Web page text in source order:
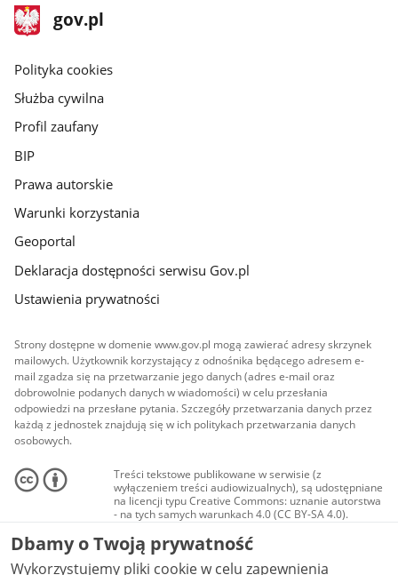
stopka
gov.pl
Strona
gov.pl
gov.pl
Polityka cookies
Służba cywilna
Profil zaufany
BIP
Prawa autorskie
Warunki korzystania
Geoportal
Deklaracja dostępności serwisu Gov.pl
Ustawienia prywatności
Strony dostępne w domenie www.gov.pl mogą zawierać adresy skrzynek
mailowych. Użytkownik korzystający z odnośnika będącego adresem e-
mail zgadza się na przetwarzanie jego danych (adres e-mail oraz
dobrowolnie podanych danych w wiadomości) w celu przesłania
odpowiedzi na przesłane pytania. Szczegóły przetwarzania danych przez
każdą z jednostek znajdują się w ich politykach przetwarzania danych
osobowych.
Treści tekstowe publikowane w serwisie (z
wyłączeniem treści audiowizualnych), są udostępniane
na licencji typu Creative Commons: uznanie autorstwa
- na tych samych warunkach 4.0 (CC BY-SA 4.0).
Materiały audiowizualne, w tym zdjęcia, materiały
audio i wideo, są udostępniane na licencji typu
Creative Commons: uznanie autorstwa użycie
niekomercyjne - bez utworów zależnych 4.0 (CC BY-
Dbamy o Twoją prywatność
Wykorzystujemy pliki cookie w celu zapewnienia